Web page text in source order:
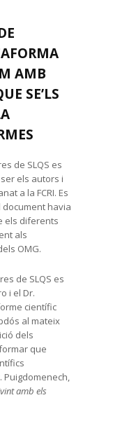
AMB
SE’LS
de SLQS es
els autors i
a la FCRI. Es
havia
els diferents
als
OMG.
de SLQS es
i el Dr.
científic
al mateix
dels
que
Puigdomenech,
amb els